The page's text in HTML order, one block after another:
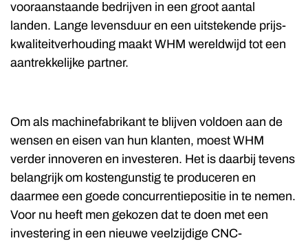
vooraanstaande bedrijven in een groot aantal
landen. Lange levensduur en een uitstekende prijs-
kwaliteitverhouding maakt WHM wereldwijd tot een
aantrekkelijke partner.
Om als machinefabrikant te blijven voldoen aan de
wensen en eisen van hun klanten, moest WHM
verder innoveren en investeren. Het is daarbij tevens
belangrijk om kostengunstig te produceren en
daarmee een goede concurrentiepositie in te nemen.
Voor nu heeft men gekozen dat te doen met een
investering in een nieuwe veelzijdige CNC-